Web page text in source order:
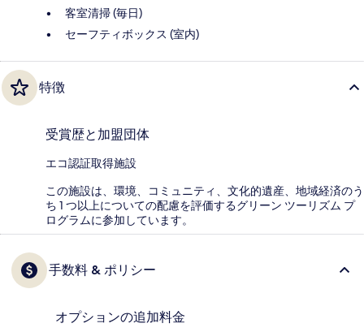
客室清掃 (毎日)
セーフティボックス (室内)
特徴
受賞歴と加盟団体
エコ認証取得施設
この施設は、環境、コミュニティ、文化的遺産、地域経済のう
ち 1 つ以上についての配慮を評価するグリーン ツーリズム プ
ログラムに参加しています。
手数料 & ポリシー
オプションの追加料金